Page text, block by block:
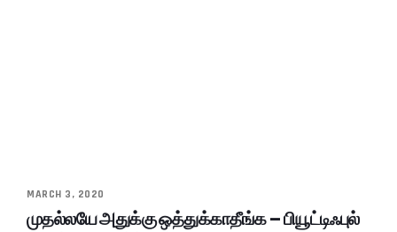
MARCH 3, 2020
முதல்லயே அதுக்கு ஒத்துக்காதீங்க – பியூட்டிஃபுல்